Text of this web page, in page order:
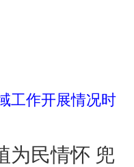
工作开展情况时
为民情怀 兜